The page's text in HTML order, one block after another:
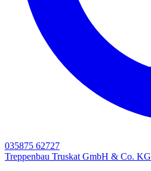
035875 62727
Treppenbau Truskat GmbH & Co. KG